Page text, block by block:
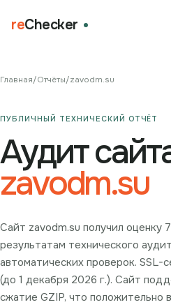
reChecker
Главная/Отчёты/zavodm.su
ПУБЛИЧНЫЙ ТЕХНИЧЕСКИЙ ОТЧЁТ
Аудит
zavodm.su
Сайт zavodm.su получил оценку
результатам технического
автоматических проверок. SSL-
(до 1 декабря 2026 г.). Сайт
сжатие GZIP, что положительно